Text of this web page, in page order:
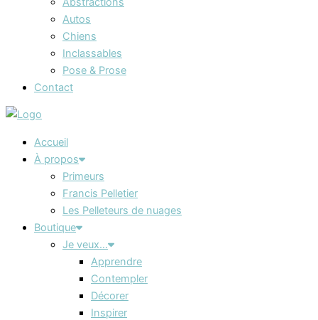
Autos
Chiens
Inclassables
Pose & Prose
Contact
Accueil
À propos
Primeurs
Francis Pelletier
Les Pelleteurs de nuages
Boutique
Je veux…
Apprendre
Contempler
Décorer
Inspirer